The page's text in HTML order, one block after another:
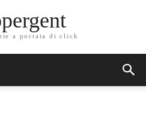
a portata di click